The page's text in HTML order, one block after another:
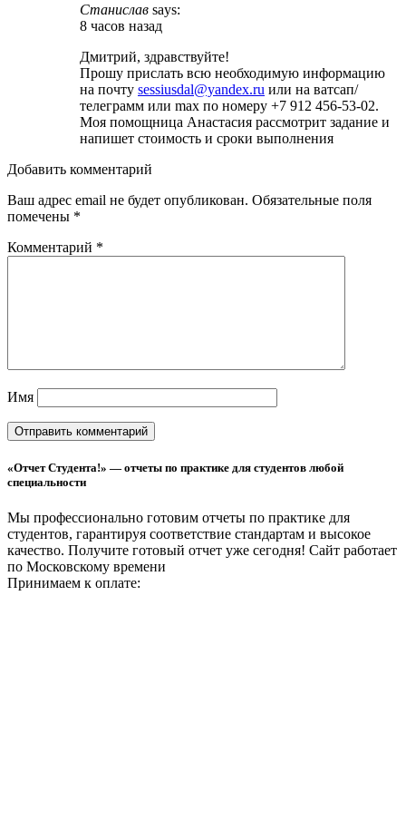
Станислав says:
8 часов назад
Дмитрий, здравствуйте!
Прошу прислать всю необходимую информацию
на почту sessiusdal@yandex.ru или на ватсап/
телеграмм или max по номеру +7 912 456-53-02.
Моя помощница Анастасия рассмотрит задание и
напишет стоимость и сроки выполнения
Добавить комментарий
Ваш адрес email не будет опубликован. Обязательные поля
помечены *
Комментарий *
Имя
«Отчет Студента!» — отчеты по практике для студентов любой
специальности
Мы профессионально готовим отчеты по практике для
студентов, гарантируя соответствие стандартам и высокое
качество. Получите готовый отчет уже сегодня! Сайт работает
по Московскому времени
Принимаем к оплате: